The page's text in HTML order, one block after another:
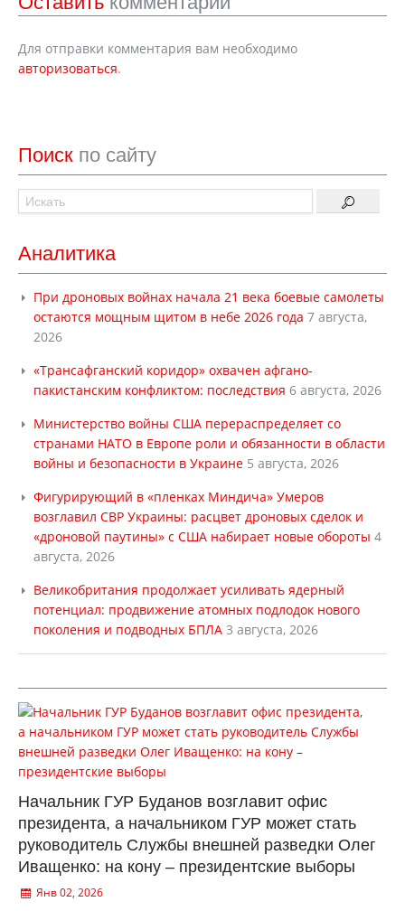
Для отправки комментария вам необходимо
авторизоваться.
Поиск по сайту
Аналитика
При дроновых войнах начала 21 века боевые самолеты
остаются мощным щитом в небе 2026 года 7 августа,
2026
«Трансафганский коридор» охвачен афгано-
пакистанским конфликтом: последствия 6 августа, 2026
Министерство войны США перераспределяет со
странами НАТО в Европе роли и обязанности в области
войны и безопасности в Украине 5 августа, 2026
Фигурирующий в «пленках Миндича» Умеров
возглавил СВР Украины: расцвет дроновых сделок и
«дроновой паутины» с США набирает новые обороты 4
августа, 2026
Великобритания продолжает усиливать ядерный
потенциал: продвижение атомных подлодок нового
поколения и подводных БПЛА 3 августа, 2026
Начальник ГУР Буданов возглавит офис
президента, а начальником ГУР может стать
руководитель Службы внешней разведки Олег
Иващенко: на кону – президентские выборы
Янв 02, 2026